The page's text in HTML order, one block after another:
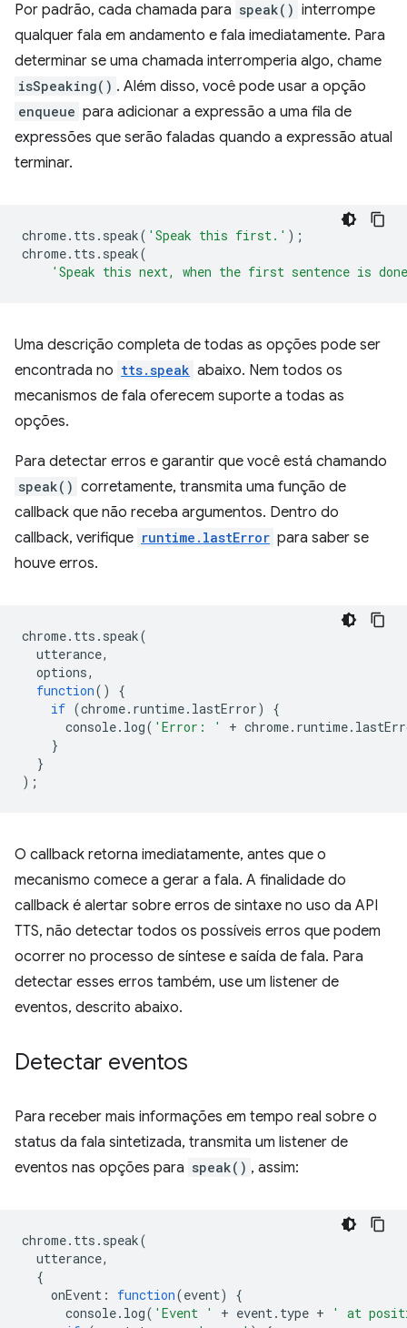
Por padrão, cada chamada para speak() interrompe
qualquer fala em andamento e fala imediatamente. Para
determinar se uma chamada interromperia algo, chame
isSpeaking() . Além disso, você pode usar a opção
enqueue para adicionar a expressão a uma fila de
expressões que serão faladas quando a expressão atual
terminar.
chrome. tts . speak( 'Speak this first.' );
chrome. tts . speak(
'Speak this next, when the first sentence is
Uma descrição completa de todas as opções pode ser
encontrada no tts.speak abaixo. Nem todos os
mecanismos de fala oferecem suporte a todas as
opções.
Para detectar erros e garantir que você está chamando
speak() corretamente, transmita uma função de
callback que não receba argumentos. Dentro do
callback, verifique runtime.lastError para saber se
houve erros.
chrome. tts . speak(
utterance,
options,
function()
{
if (chrome. runtime. lastError)
{
console. log( 'Error: ' + chrome. runtime.
}
}
);
O callback retorna imediatamente, antes que o
mecanismo comece a gerar a fala. A finalidade do
callback é alertar sobre erros de sintaxe no uso da API
TTS, não detectar todos os possíveis erros que podem
ocorrer no processo de síntese e saída de fala. Para
detectar esses erros também, use um listener de
eventos, descrito abaixo.
Detectar eventos
Para receber mais informações em tempo real sobre o
status da fala sintetizada, transmita um listener de
eventos nas opções para speak() , assim:
chrome. tts . speak(
utterance,
{
onEvent : function(event)
{
console. log( 'Event ' + event. type +
' at